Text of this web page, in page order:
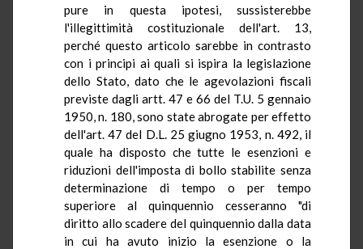
pure in questa ipotesi, sussisterebbe
l'illegittimità costituzionale dell'art. 13,
perché questo articolo sarebbe in contrasto
con i principi ai quali si ispira la legislazione
dello Stato, dato che le agevolazioni fiscali
previste dagli artt. 47 e 66 del T.U. 5 gennaio
1950, n. 180, sono state abrogate per effetto
dell'art. 47 del D.L. 25 giugno 1953, n. 492, il
quale ha disposto che tutte le esenzioni e
riduzioni dell'imposta di bollo stabilite senza
determinazione di tempo o per tempo
superiore al quinquennio cesseranno "di
diritto allo scadere del quinquennio dalla data
in cui ha avuto inizio la esenzione o la